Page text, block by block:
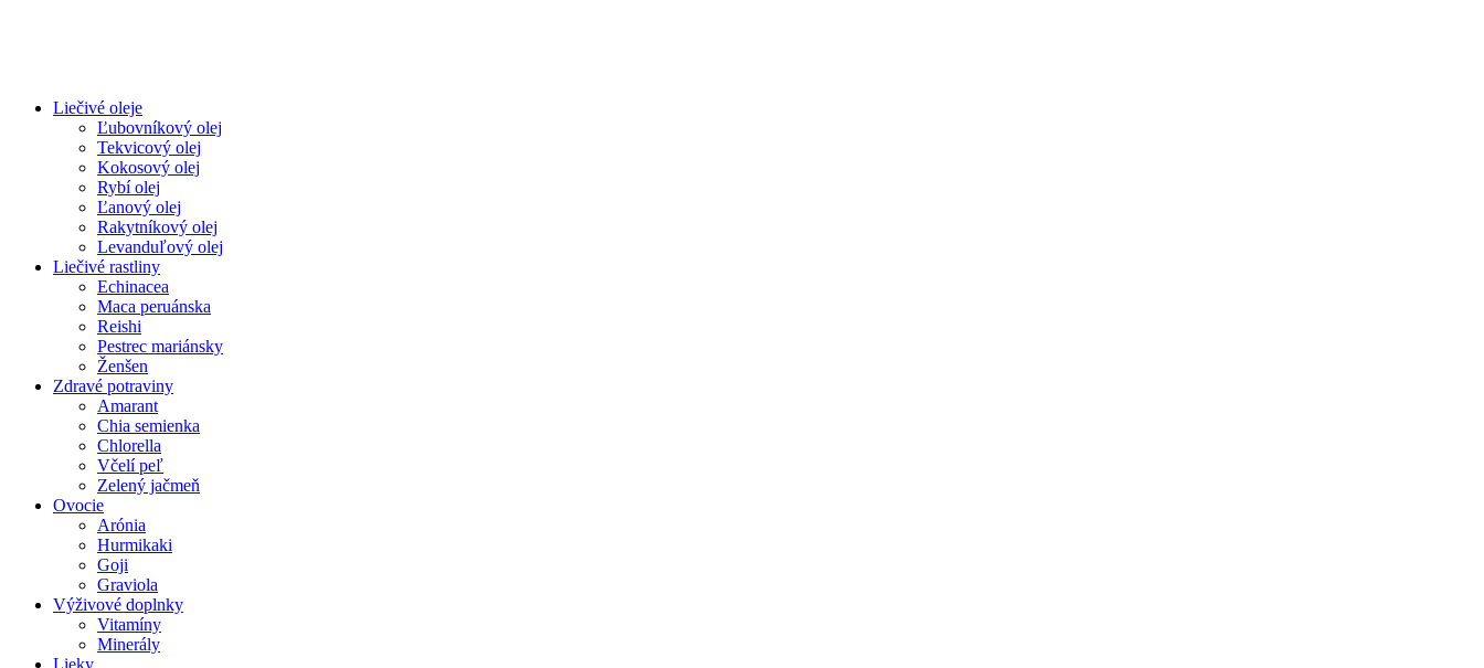
Liečivé oleje
Ľubovníkový olej
Tekvicový olej
Kokosový olej
Rybí olej
Ľanový olej
Rakytníkový olej
Levanduľový olej
Liečivé rastliny
Echinacea
Maca peruánska
Reishi
Pestrec mariánsky
Ženšen
Zdravé potraviny
Amarant
Chia semienka
Chlorella
Včelí peľ
Zelený jačmeň
Ovocie
Arónia
Hurmikaki
Goji
Graviola
Výživové doplnky
Vitamíny
Minerály
Lieky